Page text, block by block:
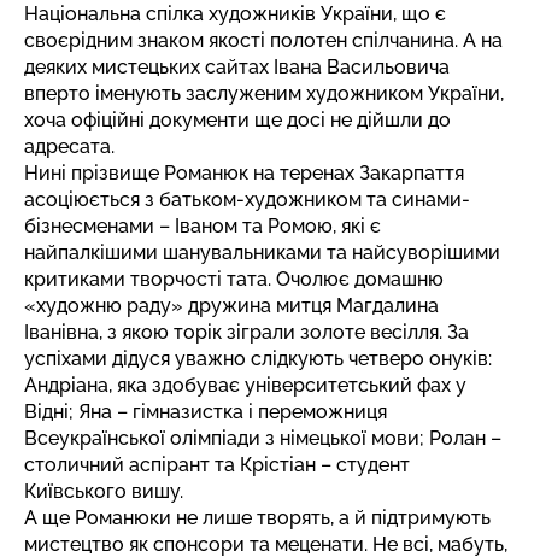
Національна спілка художників України, що є
своєрідним знаком якості полотен спілчанина. А на
деяких мистецьких сайтах Івана Васильовича
вперто іменують заслуженим художником України,
хоча офіційні документи ще досі не дійшли до
адресата.
Нині прізвище Романюк на теренах Закарпаття
асоціюється з батьком-художником та синами-
бізнесменами – Іваном та Ромою, які є
найпалкішими шанувальниками та найсуворішими
критиками творчості тата. Очолює домашню
«художню раду» дружина митця Магдалина
Іванівна, з якою торік зіграли золоте весілля. За
успіхами дідуся уважно слідкують четверо онуків:
Андріана, яка здобуває університетський фах у
Відні; Яна – гімназистка і переможниця
Всеукраїнської олімпіади з німецької мови; Ролан –
столичний аспірант та Крістіан – студент
Київського вишу.
А ще Романюки не лише творять, а й підтримують
мистецтво як спонсори та меценати. Не всі, мабуть,